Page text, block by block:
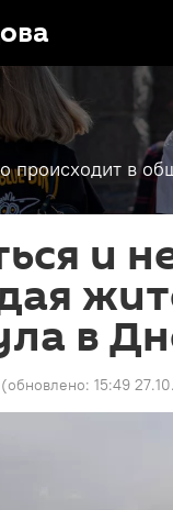
происходит в
и
в
(обновлено: 15:49